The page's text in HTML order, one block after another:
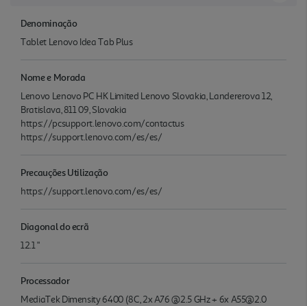
Denominação
Tablet Lenovo Idea Tab Plus
Nome e Morada
Lenovo Lenovo PC HK Limited Lenovo Slovakia, Landererova 12,
Bratislava, 811 09, Slovakia
https://pcsupport.lenovo.com/contactus
https://support.lenovo.com/es/es/
Precauções Utilização
https://support.lenovo.com/es/es/
Diagonal do ecrã
12.1 "
Processador
MediaTek Dimensity 6400 (8C, 2x A76 @2.5 GHz + 6x A55@2.0